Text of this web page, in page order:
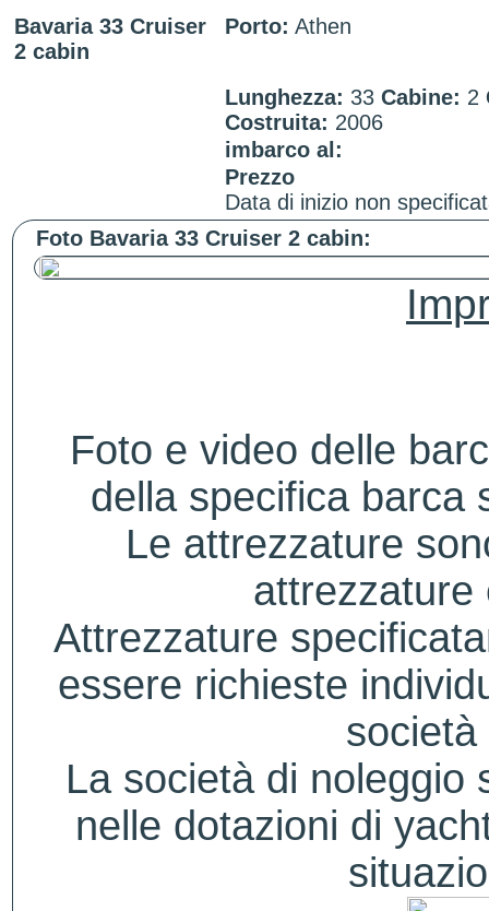
Bavaria 33 Cruiser
2 cabin
Porto: Athen
Lunghezza: 33 Cabine: 2
Costruita: 2006
imbarco al:
Prezzo
Data di inizio non
Foto Bavaria 33 Cruiser 2 cabin:
Foto e video delle
della specifica barca
Le attrezzature
attrezzature
Attrezzature
essere richieste
La società di noleggio
nelle dotazioni di